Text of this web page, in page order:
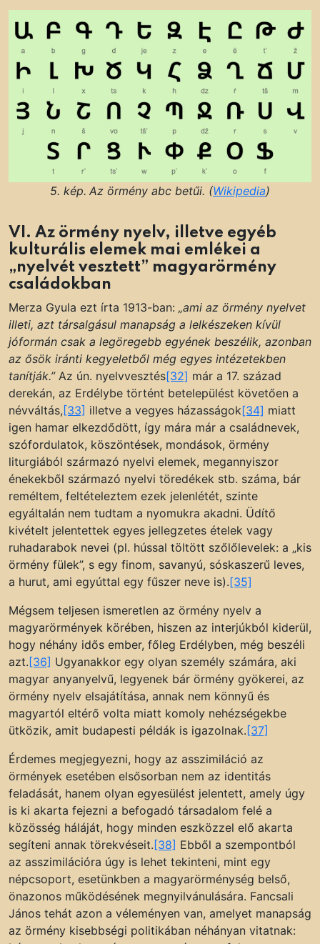
5. kép. Az örmény abc betűi. (Wikipedia)
VI. Az örmény nyelv, illetve egyéb
kulturális elemek mai emlékei a
„nyelvét vesztett” magyarörmény
családokban
Merza Gyula ezt írta 1913-ban: „ami az örmény nyelvet
illeti, azt társalgásul manapság a lelkészeken kívül
jóformán csak a legöregebb egyének beszélik, azonban
az ősök iránti kegyeletből még egyes intézetekben
tanítják.”Az ún. nyelvvesztés[32] már a 17. század
derekán, az Erdélybe történt betelepülést követően a
névváltás,[33] illetve a vegyes házasságok[34] miatt
igen hamar elkezdődött, így mára már a családnevek,
szófordulatok, köszöntések, mondások, örmény
liturgiából származó nyelvi elemek, megannyiszor
énekekből származó nyelvi töredékek stb. száma, bár
reméltem, feltételeztem ezek jelenlétét, szinte
egyáltalán nem tudtam a nyomukra akadni. Üdítő
kivételt jelentettek egyes jellegzetes ételek vagy
ruhadarabok nevei (pl. hússal töltött szőlőlevelek: a „kis
örmény fülek”, s egy finom, savanyú, sóskaszerű leves,
a hurut, ami egyúttal egy fűszer neve is).[35]
Mégsem teljesen ismeretlen az örmény nyelv a
magyarörmények körében, hiszen az interjúkból kiderül,
hogy néhány idős ember, főleg Erdélyben, még beszéli
azt.[36] Ugyanakkor egy olyan személy számára, aki
magyar anyanyelvű, legyenek bár örmény gyökerei, az
örmény nyelv elsajátítása, annak nem könnyű és
magyartól eltérő volta miatt komoly nehézségekbe
ütközik, amit budapesti példák is igazolnak.[37]
Érdemes megjegyezni, hogy az asszimiláció az
örmények esetében elsősorban nem az identitás
feladását, hanem olyan egyesülést jelentett, amely úgy
is ki akarta fejezni a befogadó társadalom felé a
közösség háláját, hogy minden eszközzel elő akarta
segíteni annak törekvéseit.[38] Ebből a szempontból
az asszimilációra úgy is lehet tekinteni, mint egy
népcsoport, esetünkben a magyarörménység belső,
önazonos működésének megnyilvánulására. Fancsali
János tehát azon a véleményen van, amelyet manapság
az örmény kisebbségi politikában néhányan vitatnak: